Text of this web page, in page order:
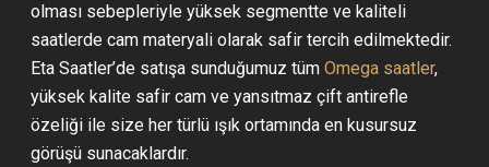
olması sebepleriyle yüksek segmentte ve kaliteli
saatlerde cam materyali olarak safir tercih edilmektedir.
Eta Saatler’de satışa sunduğumuz tümOmega saatler,
yüksek kalite safir cam ve yansıtmaz çift antirefle
özeliği ile size her türlü ışık ortamında en kusursuz
görüşü sunacaklardır.